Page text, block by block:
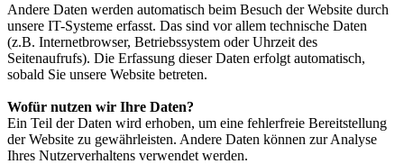
Andere Daten werden automatisch beim Besuch der Website durch
unsere IT-Systeme erfasst. Das sind vor allem technische Daten
(z.B. Internetbrowser, Betriebssystem oder Uhrzeit des
Seitenaufrufs). Die Erfassung dieser Daten erfolgt automatisch,
sobald Sie unsere Website betreten.
Wofür nutzen wir Ihre Daten?
Ein Teil der Daten wird erhoben, um eine fehlerfreie Bereitstellung
der Website zu gewährleisten. Andere Daten können zur Analyse
Ihres Nutzerverhaltens verwendet werden.